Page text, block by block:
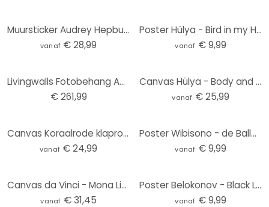
Muursticker Audrey Hepburn
vanaf € 28,99
Poster Hülya - Bird in my Hand
vanaf € 9,99
Livingwalls Fotobehang ARTist Audrey
€ 261,99
Canvas Hülya - Body and Mind
vanaf € 25,99
Canvas Koraalrode klaprozen - Treechild
vanaf € 24,99
Poster Wibisono - de Ballerina
vanaf € 9,99
Canvas da Vinci - Mona Lisa
vanaf € 31,45
Poster Belokonov - Black Lace
vanaf € 9,99